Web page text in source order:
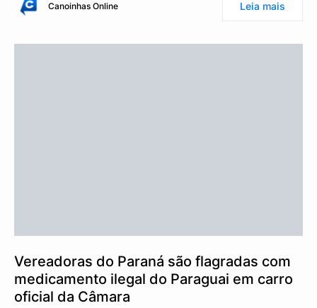
Canoinhas Online Leia mais
Vereadoras do Paraná são flagradas com
medicamento ilegal do Paraguai em carro
oficial da Câmara